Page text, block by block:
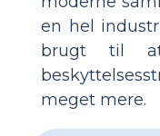
en hel
brugt til at
meget mere.